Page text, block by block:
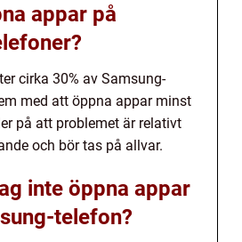
appar på
cirka 30% av Samsung-
med att öppna appar minst
på att problemet är relativt
och bör tas på allvar.
inte öppna appar
telefon?